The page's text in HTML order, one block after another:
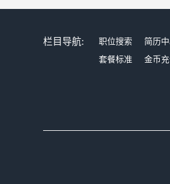
栏目导航: 职位搜索 简历
套餐标准
金币